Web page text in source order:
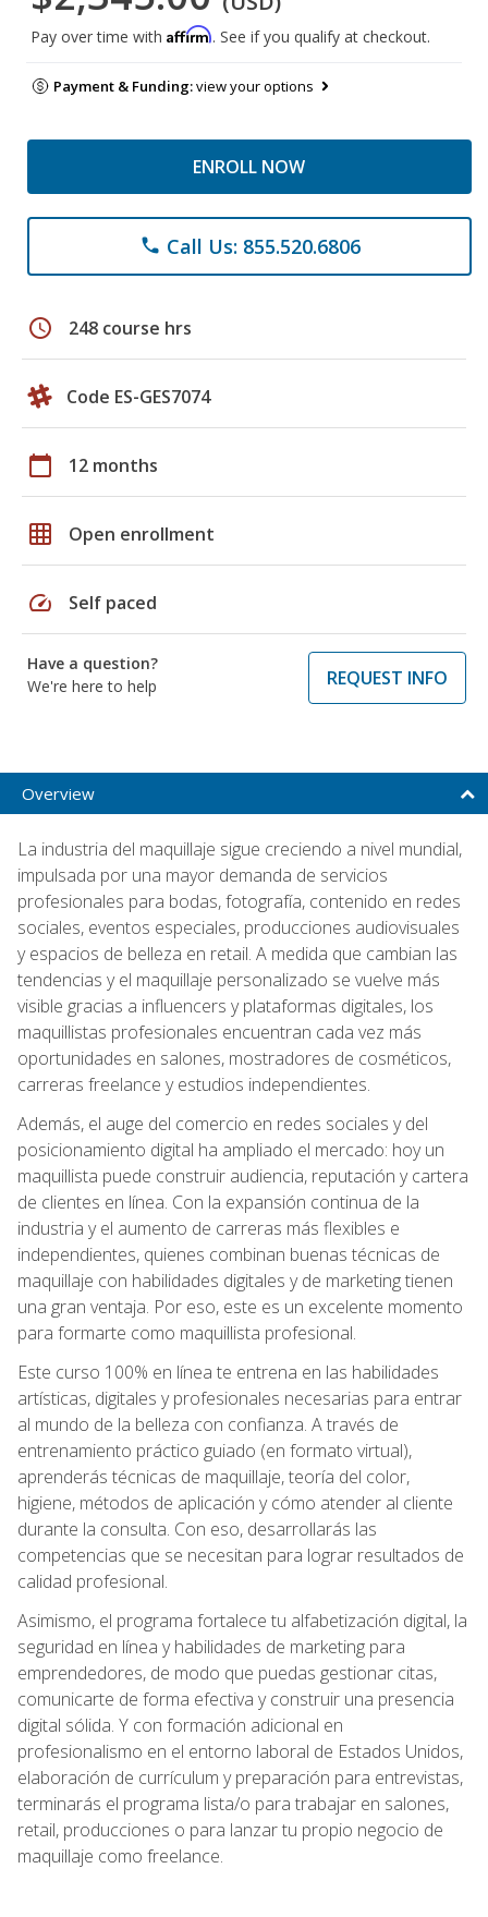
Pay over time with Affirm. See if you qualify at checkout.
Payment & Funding:view your options
ENROLL NOW
phone Call Us: 855.520.6806
schedule 248 course hrs
Code ES-GES7074
calendar_today 12 months
grid_on Open enrollment
speed Self paced
Have a question?
We're here to help
REQUEST INFO
Overview
La industria del maquillaje sigue creciendo a nivel mundial,
impulsada por una mayor demanda de servicios
profesionales para bodas, fotografía, contenido en redes
sociales, eventos especiales, producciones audiovisuales
y espacios de belleza en retail. A medida que cambian las
tendencias y el maquillaje personalizado se vuelve más
visible gracias a influencers y plataformas digitales, los
maquillistas profesionales encuentran cada vez más
oportunidades en salones, mostradores de cosméticos,
carreras freelance y estudios independientes.
Además, el auge del comercio en redes sociales y del
posicionamiento digital ha ampliado el mercado: hoy un
maquillista puede construir audiencia, reputación y cartera
de clientes en línea. Con la expansión continua de la
industria y el aumento de carreras más flexibles e
independientes, quienes combinan buenas técnicas de
maquillaje con habilidades digitales y de marketing tienen
una gran ventaja. Por eso, este es un excelente momento
para formarte como maquillista profesional.
Este curso 100% en línea te entrena en las habilidades
artísticas, digitales y profesionales necesarias para entrar
al mundo de la belleza con confianza. A través de
entrenamiento práctico guiado (en formato virtual),
aprenderás técnicas de maquillaje, teoría del color,
higiene, métodos de aplicación y cómo atender al cliente
durante la consulta. Con eso, desarrollarás las
competencias que se necesitan para lograr resultados de
calidad profesional.
Asimismo, el programa fortalece tu alfabetización digital, la
seguridad en línea y habilidades de marketing para
emprendedores, de modo que puedas gestionar citas,
comunicarte de forma efectiva y construir una presencia
digital sólida. Y con formación adicional en
profesionalismo en el entorno laboral de Estados Unidos,
elaboración de currículum y preparación para entrevistas,
terminarás el programa lista/o para trabajar en salones,
retail, producciones o para lanzar tu propio negocio de
maquillaje como freelance.